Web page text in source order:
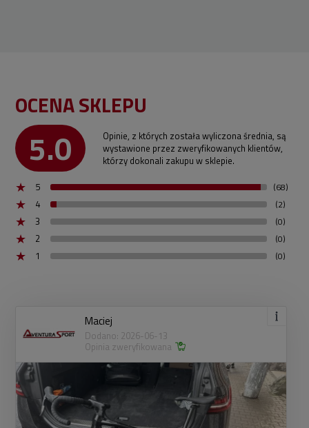
OCENA SKLEPU
5.0
Opinie, z których została wyliczona średnia, są
wystawione przez zweryfikowanych klientów,
którzy dokonali zakupu w sklepie.
5
(68)
4 (2)
3 (0)
2 (0)
1 (0)
Maciej
Dodano: 2026-06-13
Opinia zweryfikowana